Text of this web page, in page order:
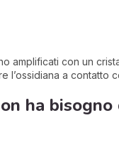
amplificati con un
l’ossidiana a contatto
ha